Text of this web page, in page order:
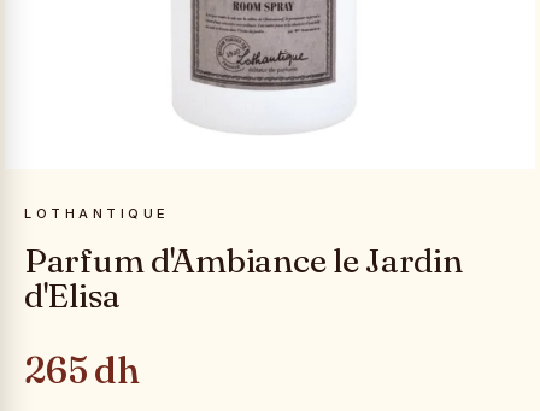
LOTHANTIQUE
Parfum d'Ambiance le Jardin
d'Elisa
265 dh